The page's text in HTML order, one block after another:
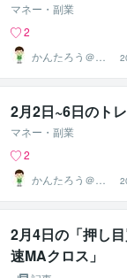
マネー・副業
2
かんたろう＠か
んたんFX
2月2日~6日のト
マネー・副業
2
かんたろう＠か
んたんFX
2月4日の「押し
速MAクロス」